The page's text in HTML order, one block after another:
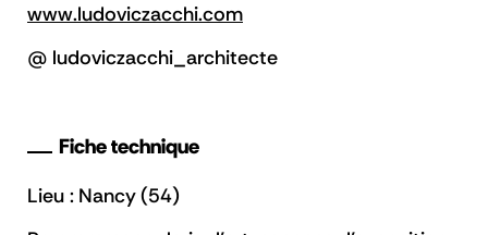
www.ludoviczacchi.com
@ ludoviczacchi_architecte
Fiche technique
Lieu : Nancy (54)